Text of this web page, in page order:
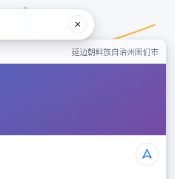
延边朝鲜族自治州图们市